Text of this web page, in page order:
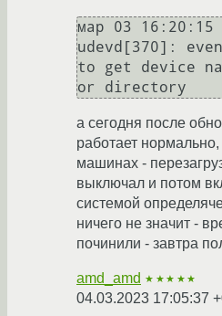
мар 03 16:20:15
udevd[370]:
to get device
а сегодня после
работает
машинах -
выключал и потом
системой
ничего не значит -
починили - завтра
amd_amd ★★★★★
04.03.2023 17:05:37